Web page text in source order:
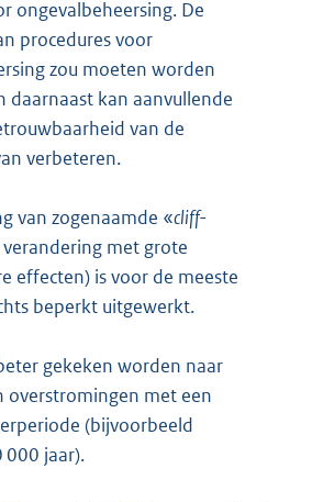
ongevalbeheersing. De
procedures voor
zou moeten worden
daarnaast kan aanvullende
van de
verbeteren.
van zogenaamde «cliff-
met grote
effecten) is voor de meeste
beperkt uitgewerkt.
gekeken worden naar
overstromingen met een
(bijvoorbeeld
000 jaar).